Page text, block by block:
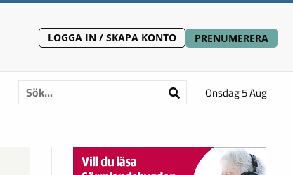
LOGGA IN / SKAPA KONTO PRENUMERERA
Onsdag 5 Aug